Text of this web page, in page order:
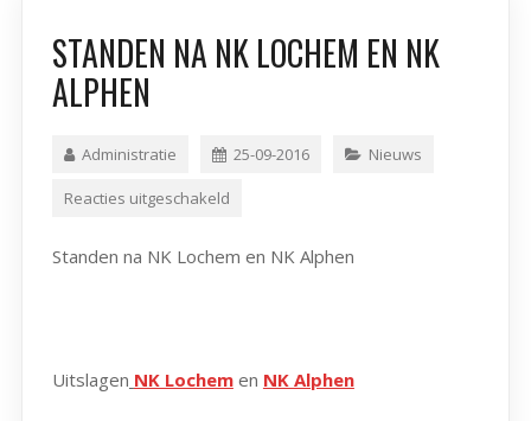
STANDEN NA NK LOCHEM EN NK
ALPHEN
Administratie 25-09-2016 Nieuws
Reacties uitgeschakeld
Standen na NK Lochem en NK Alphen
Uitslagen NK Lochemen NK Alphen